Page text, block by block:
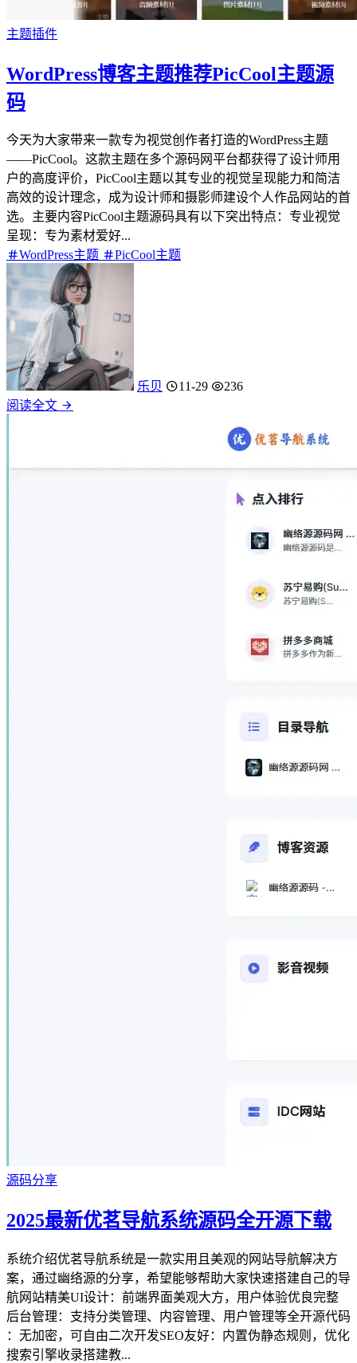
主题插件
WordPress博客主题推荐PicCool主题源
码
今天为大家带来一款专为视觉创作者打造的WordPress主题
——PicCool。这款主题在多个源码网平台都获得了设计师用
户的高度评价，PicCool主题以其专业的视觉呈现能力和简洁
高效的设计理念，成为设计师和摄影师建设个人作品网站的首
选。主要内容PicCool主题源码具有以下突出特点：​​专业视觉
呈现​​：专为素材爱好...
WordPress主题
PicCool主题
乐贝 11-29
236
阅读全文
源码分享
2025最新优茗导航系统源码全开源下载
系统介绍优茗导航系统是一款实用且美观的网站导航解决方
案，通过幽络源的分享，希望能够帮助大家快速搭建自己的导
航网站​​精美UI设计​​：前端界面美观大方，用户体验优良​​完整
后台管理​​：支持分类管理、内容管理、用户管理等​​全开源代码​​
：无加密，可自由二次开发​​SEO友好​​：内置伪静态规则，优化
搜索引擎收录搭建教...